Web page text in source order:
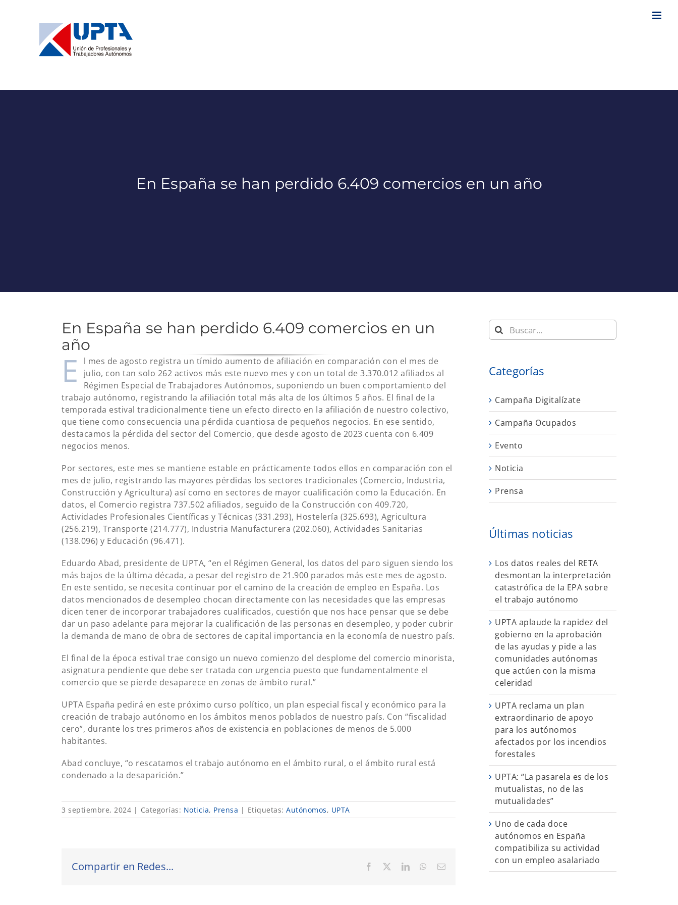
En España se han perdido 6.409 comercios en un año
En España se han perdido 6.409 comercios en un
año
E
l mes de agosto registra un tímido aumento de afiliación en comparación con el mes de
julio, con tan solo 262 activos más este nuevo mes y con un total de 3.370.012 afiliados al
Régimen Especial de Trabajadores Autónomos, suponiendo un buen comportamiento del
trabajo autónomo, registrando la afiliación total más alta de los últimos 5 años. El final de la
temporada estival tradicionalmente tiene un efecto directo en la afiliación de nuestro colectivo,
que tiene como consecuencia una pérdida cuantiosa de pequeños negocios. En ese sentido,
destacamos la pérdida del sector del Comercio, que desde agosto de 2023 cuenta con 6.409
negocios menos.
Por sectores, este mes se mantiene estable en prácticamente todos ellos en comparación con el
mes de julio, registrando las mayores pérdidas los sectores tradicionales (Comercio, Industria,
Construcción y Agricultura) así como en sectores de mayor cualificación como la Educación. En
datos, el Comercio registra 737.502 afiliados, seguido de la Construcción con 409.720,
Actividades Profesionales Científicas y Técnicas (331.293), Hostelería (325.693), Agricultura
(256.219), Transporte (214.777), Industria Manufacturera (202.060), Actividades Sanitarias
(138.096) y Educación (96.471).
Eduardo Abad, presidente de UPTA, “en el Régimen General, los datos del paro siguen siendo los
más bajos de la última década, a pesar del registro de 21.900 parados más este mes de agosto.
En este sentido, se necesita continuar por el camino de la creación de empleo en España. Los
datos mencionados de desempleo chocan directamente con las necesidades que las empresas
dicen tener de incorporar trabajadores cualificados, cuestión que nos hace pensar que se debe
dar un paso adelante para mejorar la cualificación de las personas en desempleo, y poder cubrir
la demanda de mano de obra de sectores de capital importancia en la economía de nuestro país.
El final de la época estival trae consigo un nuevo comienzo del desplome del comercio minorista,
asignatura pendiente que debe ser tratada con urgencia puesto que fundamentalmente el
comercio que se pierde desaparece en zonas de ámbito rural.”
UPTA España pedirá en este próximo curso político, un plan especial fiscal y económico para la
creación de trabajo autónomo en los ámbitos menos poblados de nuestro país. Con “fiscalidad
cero”, durante los tres primeros años de existencia en poblaciones de menos de 5.000
habitantes.
Abad concluye, “o rescatamos el trabajo autónomo en el ámbito rural, o el ámbito rural está
condenado a la desaparición.”
3 septiembre, 2024 | Categorías: Noticia, Prensa | Etiquetas: Autónomos, UPTA
Compartir en Redes... Facebook LinkedInWhatsApp
Correo
Buscar:
Categorías
Campaña Digitalízate
Campaña Ocupados
Evento
Noticia
Prensa
Últimas noticias
Los datos reales del RETA
desmontan la interpretación
catastrófica de la EPA sobre
el trabajo autónomo
UPTA aplaude la rapidez del
gobierno en la aprobación
de las ayudas y pide a las
comunidades autónomas
que actúen con la misma
celeridad
UPTA reclama un plan
extraordinario de apoyo
para los autónomos
afectados por los incendios
forestales
UPTA: “La pasarela es de los
mutualistas, no de las
mutualidades”
Uno de cada doce
autónomos en España
compatibiliza su actividad
con un empleo asalariado